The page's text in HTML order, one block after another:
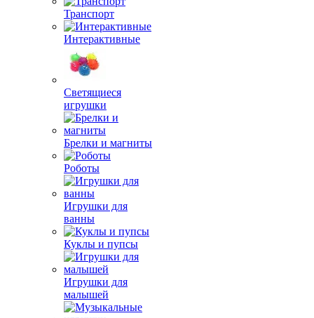
Транспорт
Интерактивные
Светящиеся
игрушки
Брелки и магниты
Роботы
Игрушки для
ванны
Куклы и пупсы
Игрушки для
малышей